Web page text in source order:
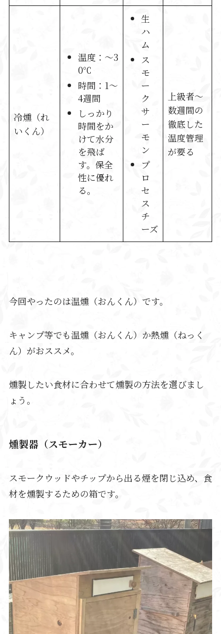
冷燻（れ
いくん）
温度：～3
0℃
時間：1～
4週間
しっかり
時間をか
けて水分
を飛ば
す。保全
性に優れ
る。
生
ハ
ム
ス
モ
ー
ク
サ
ー
モ
ン
プ
ロ
セ
ス
チ
ーズ
上級者～
数週間の
徹底した
温度管理
が要る
今回やったのは温燻（おんくん）です。
キャンプ等でも温燻（おんくん）か熱燻（ねっく
ん）がおススメ。
燻製したい食材に合わせて燻製の方法を選びまし
ょう。
燻製器（スモーカー）
スモークウッドやチップから出る煙を閉じ込め、食
材を燻製するための箱です。